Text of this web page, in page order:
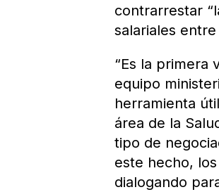
contrarrestar
salariales
“Es la primera
equipo
herramienta
área de la
tipo de
este hecho,
dialogando